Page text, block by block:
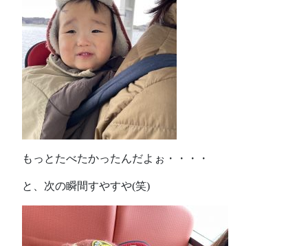
もっとたべたかったんだよぉ・・・・
と、次の瞬間すやすや(笑)